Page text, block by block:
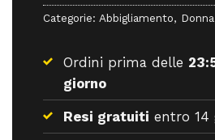
Categorie: Abbigliamento, Donna
Ordini prima delle
giorno
Resi gratuiti entro 14